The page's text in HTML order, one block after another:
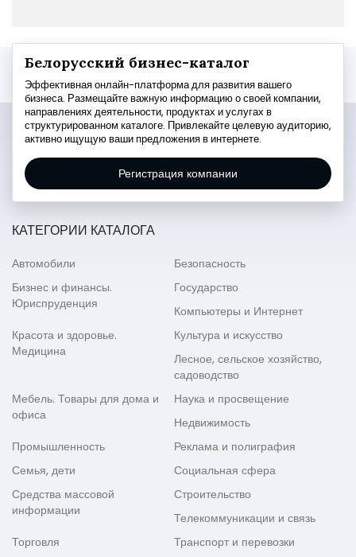
Белорусский бизнес-каталог
Эффективная онлайн-платформа для развития вашего
бизнеса. Размещайте важную информацию о своей компании,
направлениях деятельности, продуктах и услугах в
структурированном каталоге. Привлекайте целевую аудиторию,
активно ищущую ваши предложения в интернете.
Регистрация компании
КАТЕГОРИИ КАТАЛОГА
Автомобили
Безопасность
Бизнес и финансы.
Юриспруденция
Государство
Компьютеры и Интернет
Красота и здоровье.
Медицина
Культура и искусство
Лесное, сельское хозяйство,
садоводство
Мебель. Товары для дома и
офиса
Наука и просвещение
Недвижимость
Промышленность
Реклама и полиграфия
Семья, дети
Социальная сфера
Средства массовой
информации
Строительство
Телекоммуникации и связь
Торговля
Транспорт и перевозки